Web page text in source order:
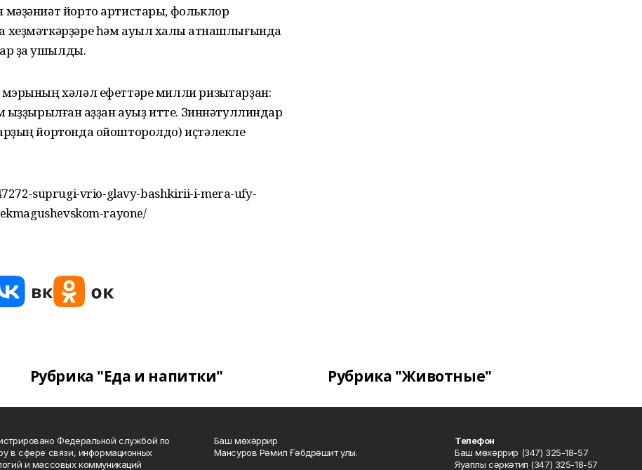
йорто артистары, фольклор
һәм ауыл халҡы ҡатнашлығында
ҙа ҡушылды.
хәләл ефеттәре милли ризыҡтарҙан:
ҡаҙҙан ауыҙ итте. Зиннәтуллиндар
йортонда ойошторолдо) иҫтәлекле
suprugi-vrio-glavy-bashkirii-i-mera-ufy-
rayone/
Рубрика "Еда и напитки" Рубрика "Животные"
Федеральной службой по
в сфере связи, информационных
и массовых коммуникаций
Баш мөхәррир
Мансуров Рәмил Ғәбдрәшит улы.
Телефон
Баш мөхәррир (347) 325-18-57
Яуаплы сәркәтип (347) 325-18-57